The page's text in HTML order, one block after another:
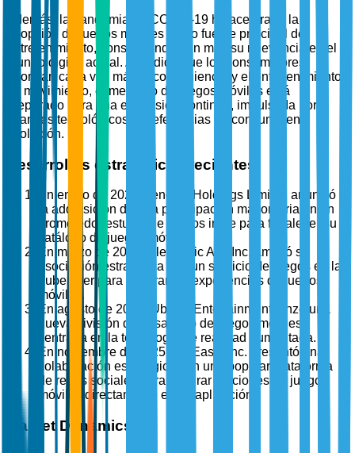
Además, la pandemia de COVID-19 ha acelerado la
adopción de juegos móviles como fuente principal de
entretenimiento, consolidando aún más su relevancia en el
mundo digital actual. A medida que los consumidores
priorizan cada vez más la conveniencia y el entretenimiento
en movimiento, el mercado de juegos móviles está
preparado para una expansión continua, impulsada por
avances tecnológicos y preferencias de consumo en
evolución.
Desarrollos estratégicos recientes
En enero de 2025, Tencent Holdings Limited anunció
la adquisición de una participación mayoritaria en un
prometedor estudio de juegos indie para fortalecer su
catálogo de juegos móviles.
En marzo de 2025, Electronic Arts Inc. amplió su
asociación estratégica con un servicio de juegos en la
nube líder para mejorar las experiencias de juegos
móviles.
En agosto de 2025, Ubisoft Entertainment lanzó una
nueva división de desarrollo de juegos móviles
centrada en la tecnología de realidad aumentada.
En noviembre de 2025, NetEase, Inc. presentó una
colaboración estratégica con una popular plataforma
de redes sociales para integrar funciones de juegos
móviles directamente en su aplicación.
Market Dynamics